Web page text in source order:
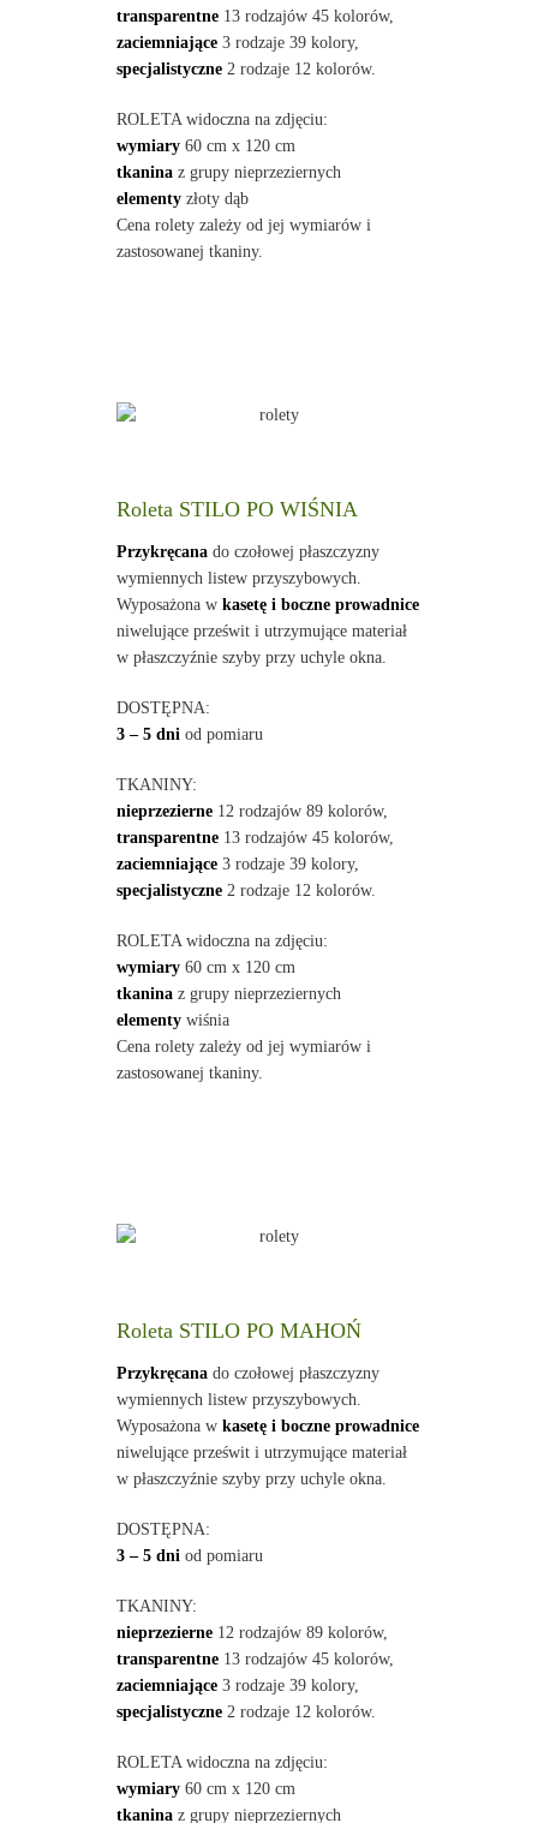
transparentne13 rodzajów 45 kolorów,
zaciemniające3 rodzaje 39 kolory,
specjalistyczne2 rodzaje 12 kolorów.
ROLETA widoczna na zdjęciu:
wymiary60 cm x 120 cm
tkaninaz grupy nieprzeziernych
elementyzłoty dąb
Cena rolety zależy od jej wymiarów i
zastosowanej tkaniny.
Roleta STILO PO WIŚNIA
Przykręcanado czołowej płaszczyzny
wymiennych listew przyszybowych.
Wyposażona w kasetę i boczne prowadnice
niwelujące prześwit i utrzymujące materiał
w płaszczyźnie szyby przy uchyle okna.
DOSTĘPNA:
3 – 5 dni od pomiaru
TKANINY:
nieprzezierne12 rodzajów 89 kolorów,
transparentne13 rodzajów 45 kolorów,
zaciemniające3 rodzaje 39 kolory,
specjalistyczne2 rodzaje 12 kolorów.
ROLETA widoczna na zdjęciu:
wymiary60 cm x 120 cm
tkaninaz grupy nieprzeziernych
elementywiśnia
Cena rolety zależy od jej wymiarów i
zastosowanej tkaniny.
Roleta STILO PO MAHOŃ
Przykręcanado czołowej płaszczyzny
wymiennych listew przyszybowych.
Wyposażona w kasetę i boczne prowadnice
niwelujące prześwit i utrzymujące materiał
w płaszczyźnie szyby przy uchyle okna.
DOSTĘPNA:
3 – 5 dni od pomiaru
TKANINY:
nieprzezierne12 rodzajów 89 kolorów,
transparentne13 rodzajów 45 kolorów,
zaciemniające3 rodzaje 39 kolory,
specjalistyczne2 rodzaje 12 kolorów.
ROLETA widoczna na zdjęciu:
wymiary60 cm x 120 cm
tkaninaz grupy nieprzeziernych